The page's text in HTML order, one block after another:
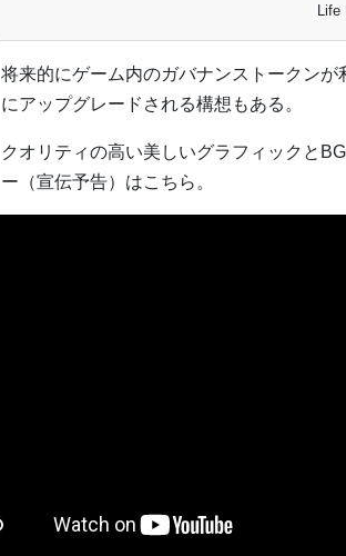
Life
将来的にゲーム内のガバナンストークンが
にアップグレードされる構想もある。
クオリティの高い美しいグラフィックと
ー（宣伝予告）はこちら。